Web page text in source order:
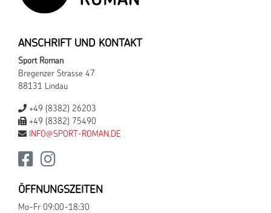
ANSCHRIFT UND KONTAKT
Sport Roman
Bregenzer Strasse 47
88131 Lindau
+49 (8382) 26203
+49 (8382) 75490
INFO@SPORT-ROMAN.DE
ÖFFNUNGSZEITEN
Mo-Fr 09:00-18:30